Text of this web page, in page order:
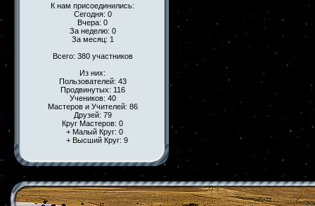
К нам присоединились:
Сегодня: 0
Вчера: 0
За неделю: 0
За месяц: 1
Всего: 380 участников
Из них:
Пользователей: 43
Продвинутых: 116
Учеников: 40
Мастеров и Учителей: 86
Друзей: 79
Круг Мастеров: 0
+ Малый Круг: 0
+ Высший Круг: 9